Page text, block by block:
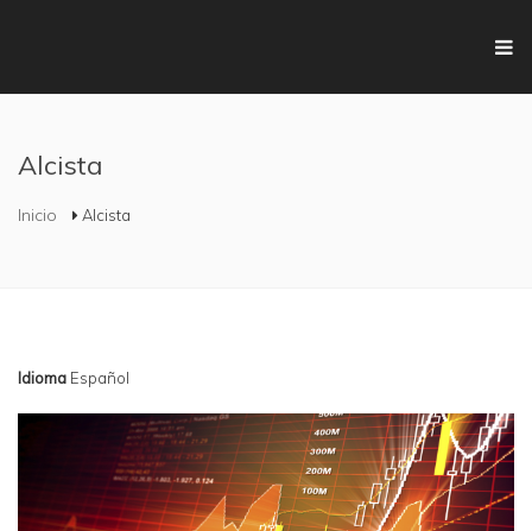
Alcista
Se encuentra usted aquí
Inicio Alcista
Idioma Español